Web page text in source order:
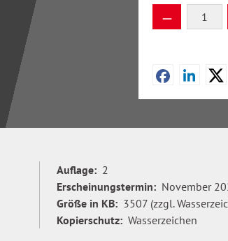
Produkt
Auflage: 2
Erscheinungstermin: November
Größe in KB: 3507 (zzgl.
Kopierschutz: Wasserzeichen